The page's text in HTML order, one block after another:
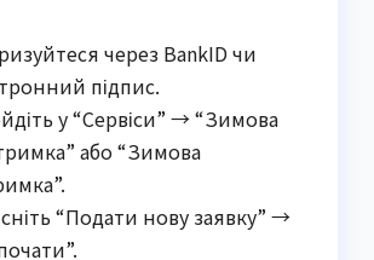
через BankID чи
підпис.
у “Сервіси” → “Зимова
або “Зимова
“Подати нову заявку” →